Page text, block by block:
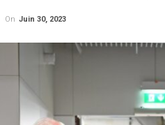
On Juin 30, 2023